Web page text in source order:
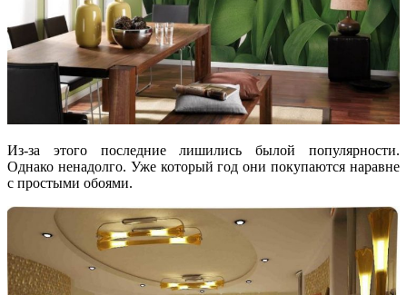
Из-за этого последние лишились былой популярности.
Однако ненадолго. Уже который год они покупаются наравне
с простыми обоями.